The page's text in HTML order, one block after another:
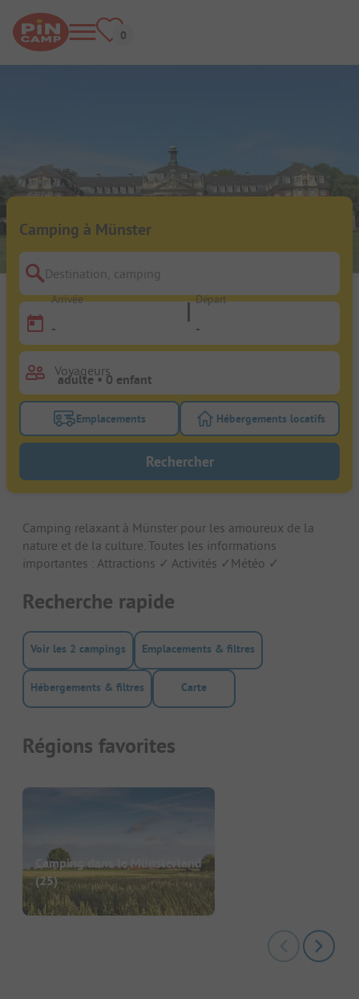
Camping à Münster
Destination, camping
Arrivée
-
Départ
-
Voyageurs
Activez le bouton de filtre emplacements pour
Emplacements Activez le bouton
Hébergements locatifs
Rechercher
Camping relaxant à Münster pour les amoureux de la
nature et de la culture. Toutes les informations
importantes : Attractions ✓ Activités ✓Météo ✓
Recherche rapide
Voir les 2 campings Emplacements & filtres
Hébergements & filtres Carte
Régions favorites
Camping dans le Münsterland
(25)